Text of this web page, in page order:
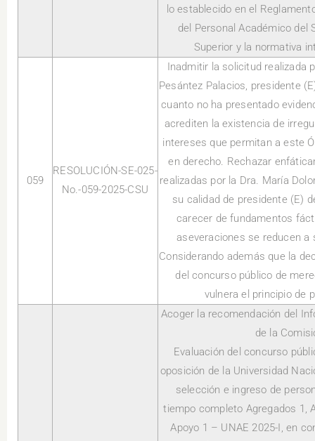
lo establecido en el
del Personal Académico del
Superior y la normativa
059
RESOLUCIÓN-SE-025-
No.-059-2025-CSU
Inadmitir la solicitud realizada
Pesántez Palacios, presidente
cuanto no ha presentado
acrediten la existencia de
intereses que permitan a este
en derecho. Rechazar
realizadas por la Dra. María
su calidad de presidente (E)
carecer de fundamentos
aseveraciones se reducen a
Considerando además que la
del concurso público de
vulnera el principio de
Acoger la recomendación del
de la
Evaluación del concurso
oposición de la Universidad
selección e ingreso de
tiempo completo Agregados 1,
Apoyo 1 – UNAE 2025-I, en